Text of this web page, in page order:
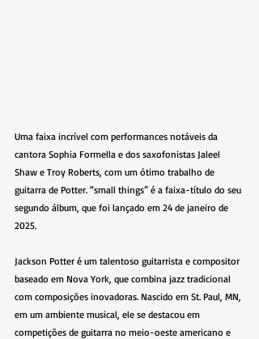
Uma faixa incrível com performances notáveis da
cantora Sophia Formella e dos saxofonistas Jaleel
Shaw e Troy Roberts, com um ótimo trabalho de
guitarra de Potter. “small things” é a faixa-título do seu
segundo álbum, que foi lançado em 24 de janeiro de
2025.
Jackson Potter é um talentoso guitarrista e compositor
baseado em Nova York, que combina jazz tradicional
com composições inovadoras. Nascido em St. Paul, MN,
em um ambiente musical, ele se destacou em
competições de guitarra no meio-oeste americano e